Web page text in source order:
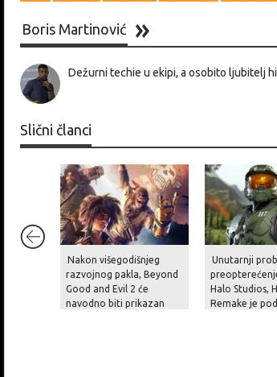
Boris Martinović
Dežurni techie u ekipi, a osobito ljubitelj
Slični članci
Nakon višegodišnjeg
razvojnog pakla, Beyond
Good and Evil 2 će
navodno biti prikazan
Unutarnji
Halo Studios,
Remake je